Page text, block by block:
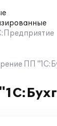
ПП